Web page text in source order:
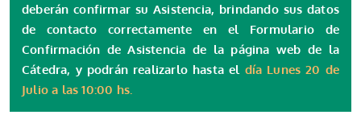
deberánconfirmar su Asistencia, brindando sus datos
de contacto correctamente en el Formulario de
Confirmación de Asistencia de la página web de la
Cátedra, y podrán realizarlo hasta el día Lunes 20 de
Julio a las 10:00 hs.